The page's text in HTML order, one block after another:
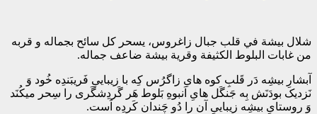
شلال بيشة في قلب جبال زاغروس، يسحر كل سائح بجماله و قربه
من غابات البلوط الكثيفة وقرية بيشة ضاعف جماله.
آبشارِ بیشِه دَر قَلبِ کوه هایِ زاگرُس کِه با زیباییِ فَریبَندِه خُود وَ
نَزدیک بودَنَش بِه جَنگَل هایِ اَنبوهِ بَلوط هَر گَردِشگَری را سِحر میکُنَد
وَ روستایِ بیشِه زیباییِ آن را دُو چَندان کَردِه اَست.